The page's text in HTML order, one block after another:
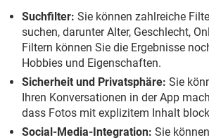
Suchfilter: Sie können zahlreiche
suchen, darunter Alter, Geschlecht,
Filtern können Sie die Ergebnisse
Hobbies und Eigenschaften.
Sicherheit und Privatsphäre: Sie
Ihren Konversationen in der App
dass Fotos mit explizitem Inhalt
Social-Media-Integration: Sie